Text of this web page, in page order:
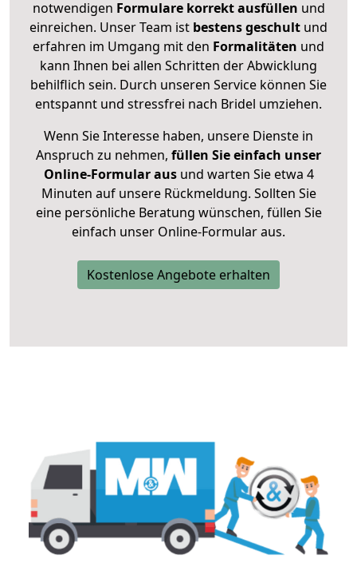
notwendigen Formulare korrekt ausfüllen und
einreichen. Unser Team ist bestens geschult und
erfahren im Umgang mit den Formalitäten und
kann Ihnen bei allen Schritten der Abwicklung
behilflich sein. Durch unseren Service können Sie
entspannt und stressfrei nach Bridel umziehen.
Wenn Sie Interesse haben, unsere Dienste in
Anspruch zu nehmen, füllen Sie einfach unser
Online-Formular ausund warten Sie etwa 4
Minuten auf unsere Rückmeldung. Sollten Sie
eine persönliche Beratung wünschen, füllen Sie
einfach unser Online-Formular aus.
Kostenlose Angebote erhalten